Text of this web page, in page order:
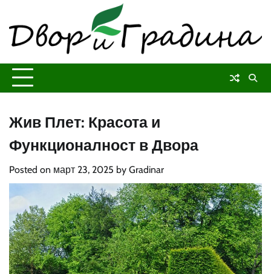
content
Жив Плет: Красота и
Функционалност в Двора
Posted on март 23, 2025 by Gradinar